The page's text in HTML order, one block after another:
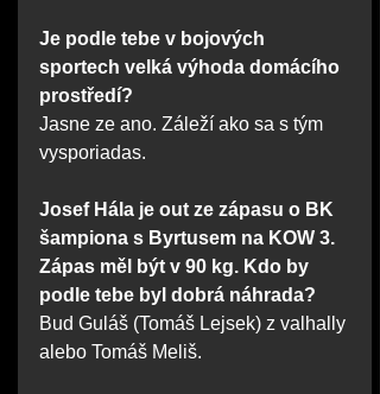
Je podle tebe v bojových
sportech velká výhoda domácího
prostředí?
Jasne ze ano. Záleží ako sa s tým
vysporiadas.
Josef Hála je out ze zápasu o BK
šampiona s Byrtusem na KOW 3.
Zápas měl být v 90 kg. Kdo by
podle tebe byl dobrá náhrada?
Bud Guláš (Tomáš Lejsek) z valhally
alebo Tomáš Meliš.